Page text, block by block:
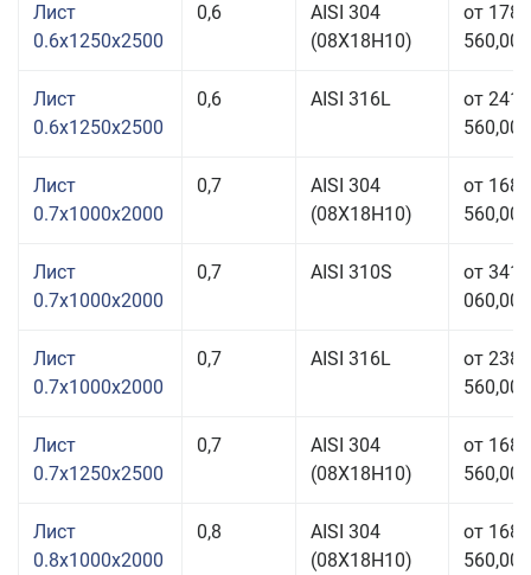
Лист
0.6x1250x2500
0,6
AISI 304
(08Х18Н10)
от 178
560,00
Лист
0.6x1250x2500
0,6 AISI 316L
от 241
560,00
Лист
0.7x1000x2000
0,7
AISI 304
(08Х18Н10)
от 168
560,00
Лист
0.7x1000x2000
0,7 AISI 310S
от 341
060,00
Лист
0.7x1000x2000
0,7 AISI 316L
от 238
560,00
Лист
0.7x1250x2500
0,7
AISI 304
(08Х18Н10)
от 168
560,00
Лист
0.8x1000x2000
0,8
AISI 304
(08Х18Н10)
от 168
560,00